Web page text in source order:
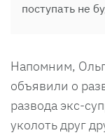
поступать не
Напомним,
объявили о
развода экс-
уколоть друг